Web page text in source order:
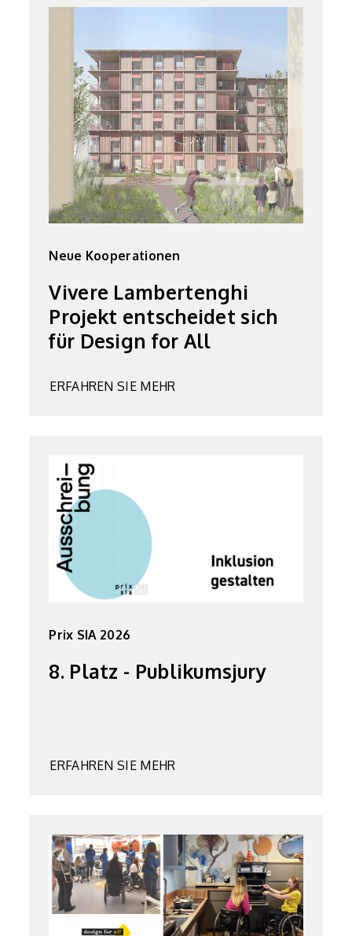
Neue Kooperationen
Vivere Lambertenghi
Projekt entscheidet sich
für Design for All
ERFAHREN SIE MEHR
Prix SIA 2026
8. Platz - Publikumsjury
ERFAHREN SIE MEHR